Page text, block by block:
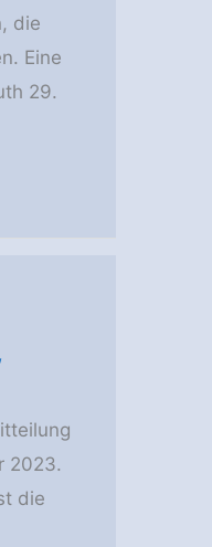
die
Eine
29.
2023.
die